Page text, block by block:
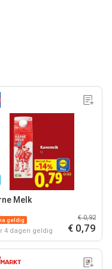
Melk
geldig
4 dagen geldig
€ 0,92
€ 0,79